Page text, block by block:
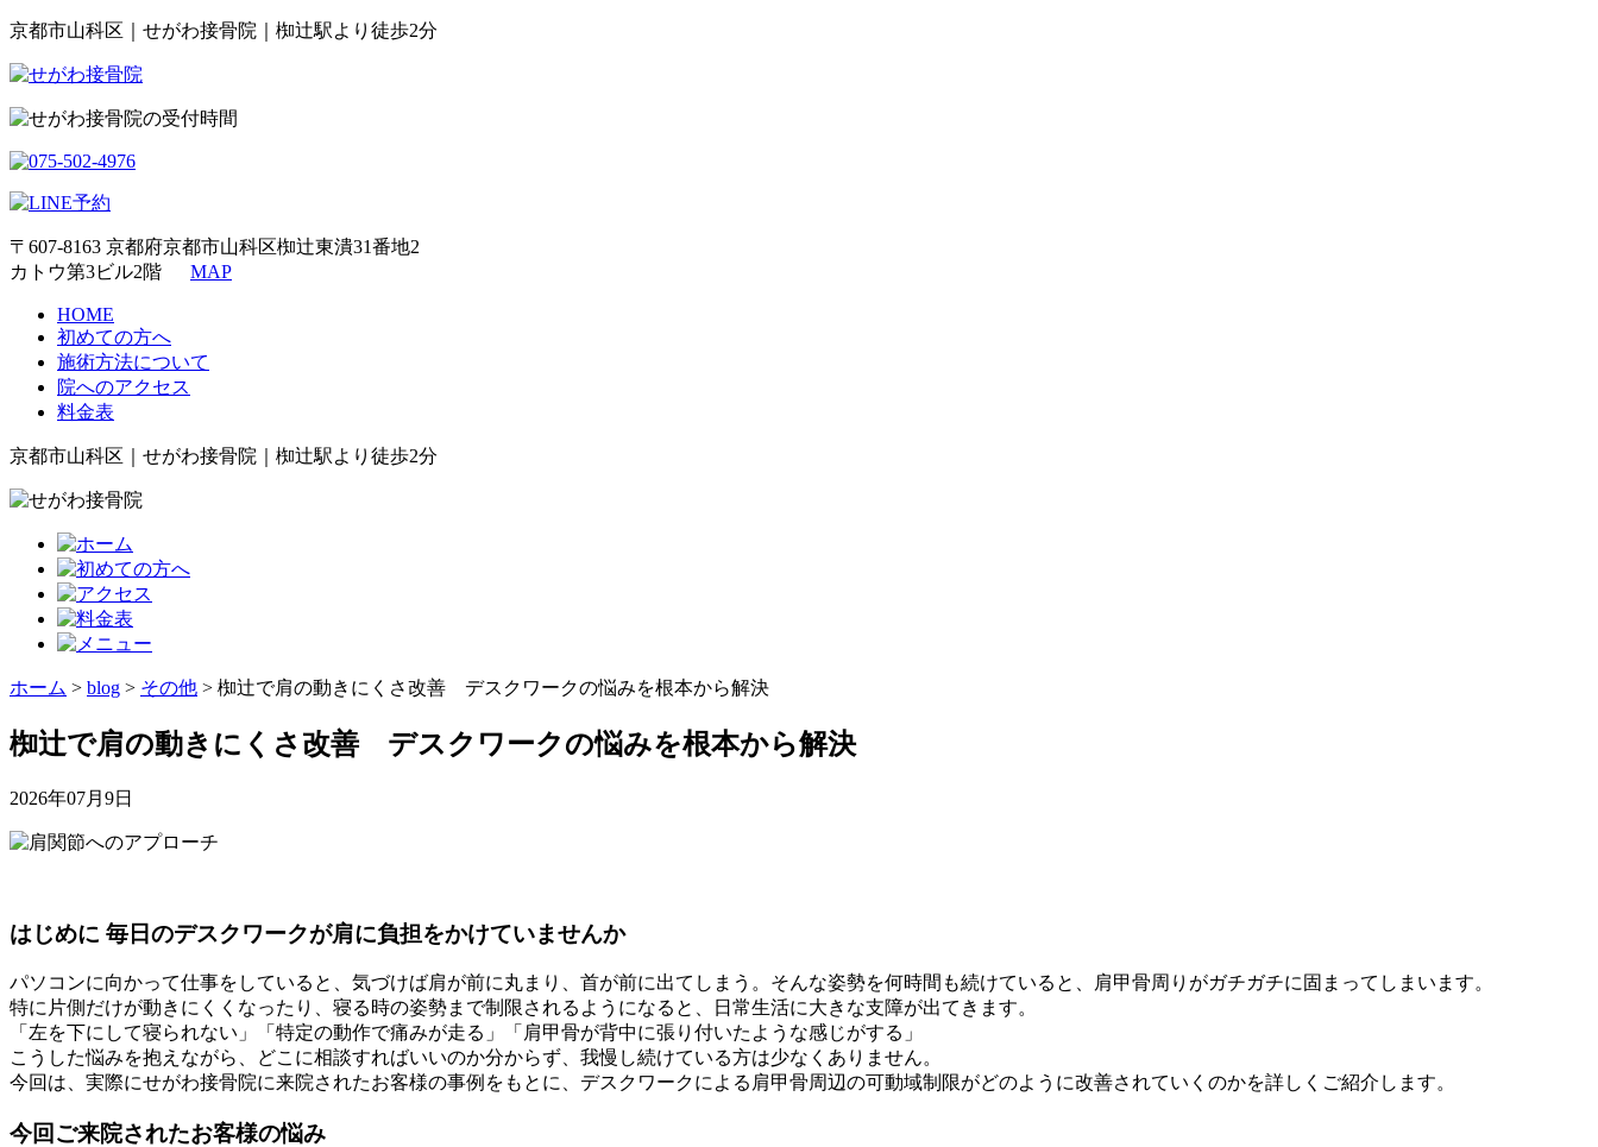
京都市山科区｜せがわ接骨院｜椥辻駅より徒歩2分
〒607-8163 京都府京都市山科区椥辻東潰31番地2
カトウ第3ビル2階 MAP
HOME
初めての方へ
施術方法について
院へのアクセス
料金表
京都市山科区｜せがわ接骨院｜椥辻駅より徒歩2分
ホーム > blog > その他 > 椥辻で肩の動きにくさ改善 デスクワークの悩みを根本から解決
椥辻で肩の動きにくさ改善 デスクワークの悩みを根本から解決
2026年07月9日
はじめに 毎日のデスクワークが肩に負担をかけていませんか
パソコンに向かって仕事をしていると、気づけば肩が前に丸まり、首が前に出てしまう。そんな姿勢を何時間も続けていると、肩甲骨周りがガチガチに固まってしまいます。
特に片側だけが動きにくくなったり、寝る時の姿勢まで制限されるようになると、日常生活に大きな支障が出てきます。
「左を下にして寝られない」「特定の動作で痛みが走る」「肩甲骨が背中に張り付いたような感じがする」
こうした悩みを抱えながら、どこに相談すればいいのか分からず、我慢し続けている方は少なくありません。
今回は、実際にせがわ接骨院に来院されたお客様の事例をもとに、デスクワークによる肩甲骨周辺の可動域制限がどのように改善されていくのかを詳しくご紹介します。
今回ご来院されたお客様の悩み